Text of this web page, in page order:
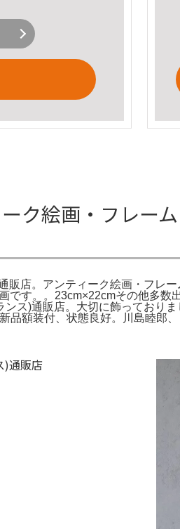
ク絵画・フレー
販店。アンティーク絵画・フレ
です。。23cm×22cmその他多
ス)通販店。大切に飾っており
額装付、状態良好。川島睦郎